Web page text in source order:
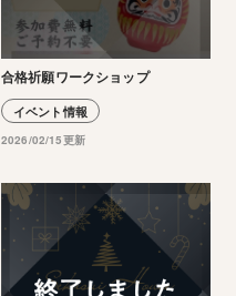
合格祈願ワークショップ
イベント情報
2026/02/15更新